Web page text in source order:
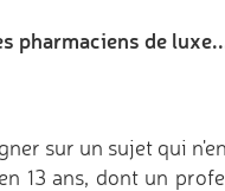
pharmaciens de
sur un sujet qui
13 ans, dont un